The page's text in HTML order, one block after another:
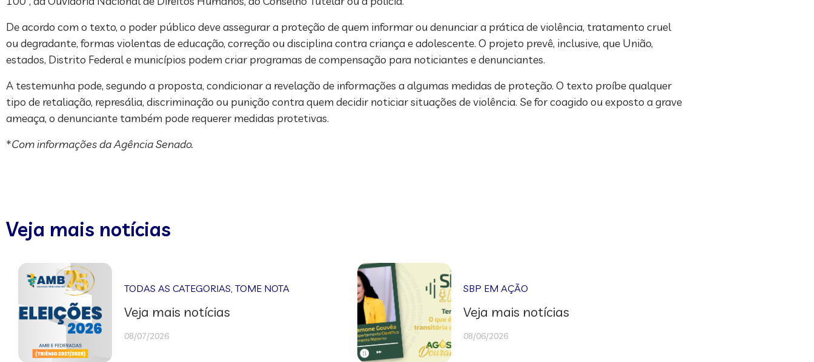
De acordo com o texto, o poder público deve assegurar a proteção de quem informar ou denunciar a prática de violência, tratamento cruel
ou degradante, formas violentas de educação, correção ou disciplina contra criança e adolescente. O projeto prevê, inclusive, que União,
estados, Distrito Federal e municípios podem criar programas de compensação para noticiantes e denunciantes.
A testemunha pode, segundo a proposta, condicionar a revelação de informações a algumas medidas de proteção. O texto proíbe qualquer
tipo de retaliação, represália, discriminação ou punição contra quem decidir noticiar situações de violência. Se for coagido ou exposto a grave
ameaça, o denunciante também pode requerer medidas protetivas.
*Com informações da Agência Senado.
Veja mais notícias
TODAS AS CATEGORIAS ,TOME NOTA
Veja mais notícias
08/07/2026
SBP EM AÇÃO
Veja mais notícias
08/06/2026